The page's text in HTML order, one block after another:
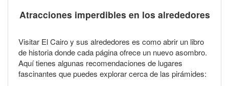
Atracciones imperdibles en los alrededores
Visitar El Cairo y sus alrededores es como abrir un libro
de historia donde cada página ofrece un nuevo asombro.
Aquí tienes algunas recomendaciones de lugares
fascinantes que puedes explorar cerca de las pirámides: